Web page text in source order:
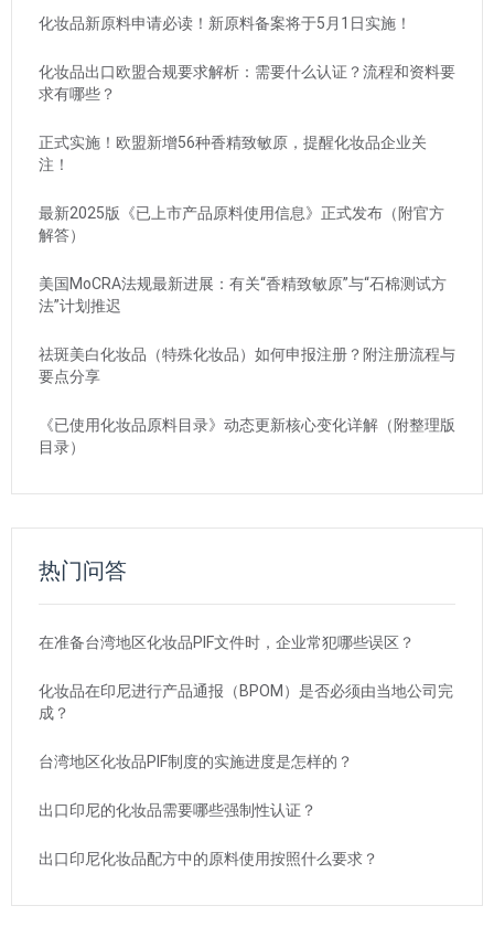
化妆品新原料申请必读！新原料备案将于5月1日实施！
化妆品出口欧盟合规要求解析：需要什么认证？流程和资料要
求有哪些？
正式实施！欧盟新增56种香精致敏原，提醒化妆品企业关
注！
最新2025版《已上市产品原料使用信息》正式发布（附官方
解答）
美国MoCRA法规最新进展：有关“香精致敏原”与“石棉测试方
法”计划推迟
祛斑美白化妆品（特殊化妆品）如何申报注册？附注册流程与
要点分享
《已使用化妆品原料目录》动态更新核心变化详解（附整理版
目录）
热门问答
在准备台湾地区化妆品PIF文件时，企业常犯哪些误区？
化妆品在印尼进行产品通报（BPOM）是否必须由当地公司完
成？
台湾地区化妆品PIF制度的实施进度是怎样的？
出口印尼的化妆品需要哪些强制性认证？
出口印尼化妆品配方中的原料使用按照什么要求？